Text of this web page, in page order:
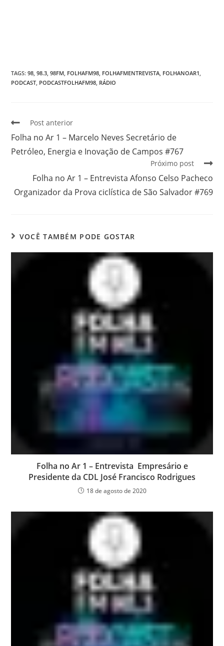
TAGS:98 98.3 98FM FOLHAFM98 FOLHAFMENTREVISTA FOLHANOAR1
PODCAST PODCASTFOLHAFM98 RÁDIO
Post anterior
Folha no Ar 1 – Marcelo Neves Secretário de
Petróleo, Energia e Inovação de Campos #767
Próximo post
Folha no Ar 1 – Entrevista Afonso Celso Pacheco
Organizador da Prova ciclística de São Salvador #769
VOCÊ TAMBÉM PODE GOSTAR
Folha no Ar 1 – Entrevista Empresário e
Presidente da CDL José Francisco Rodrigues
18 de agosto de 2020